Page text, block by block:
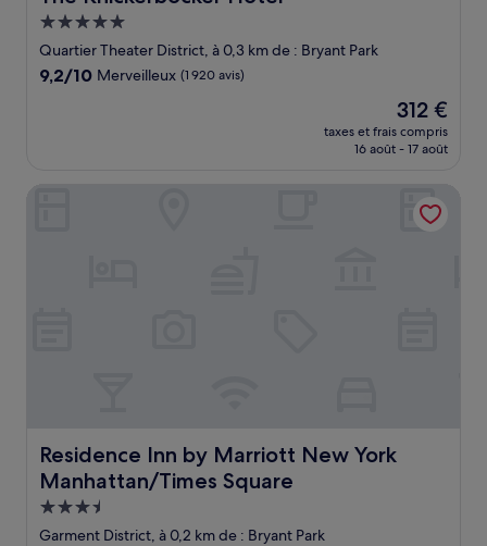
Hébergement
5.0 étoiles
Quartier Theater District, à 0,3 km de : Bryant Park
9.2
9,2/10 Merveilleux (1 920 avis)
Le
nouveau
prix
de
312 €
312 €
taxes et frais compris
16 août - 17 août
Residence Inn by Marriott New York
Manhattan/Times Square
Residence Inn by Marriott New York Manhattan/Times
Hébergement
3.5 étoiles
Garment District, à 0,2 km de : Bryant Park
Residence Inn by Marriott New York Manhattan/Times